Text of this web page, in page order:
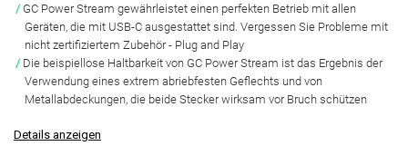
GC Power Stream gewährleistet einen perfekten Betrieb mit allen
Geräten, die mit USB-C ausgestattet sind. Vergessen Sie Probleme mit
nicht zertifiziertem Zubehör - Plug and Play
Die beispiellose Haltbarkeit von GC Power Stream ist das Ergebnis der
Verwendung eines extrem abriebfesten Geflechts und von
Metallabdeckungen, die beide Stecker wirksam vor Bruch schützen
Details anzeigen